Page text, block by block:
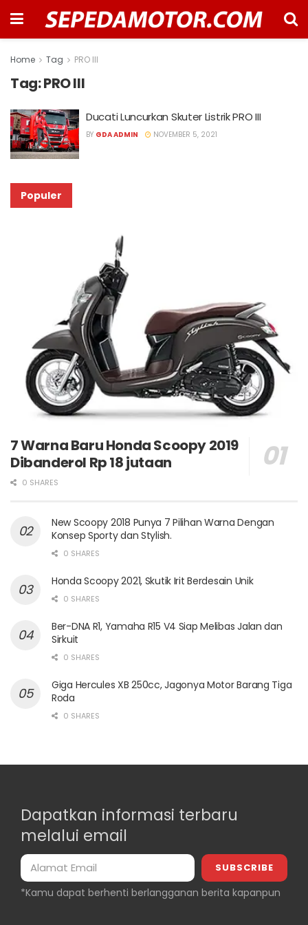
Home Tag PRO III
Tag:PRO III
Ducati Luncurkan Skuter Listrik PRO III
BY GDA ADMIN NOVEMBER 5, 2021
Populer
7 Warna Baru Honda Scoopy 2019
Dibanderol Rp 18 jutaan
0 SHARES
New Scoopy 2018 Punya 7 Pilihan Warna Dengan
Konsep Sporty dan Stylish.
0 SHARES
Honda Scoopy 2021, Skutik Irit Berdesain Unik
0 SHARES
Ber-DNA R1, Yamaha R15 V4 Siap Melibas Jalan dan
Sirkuit
0 SHARES
Giga Hercules XB 250cc, Jagonya Motor Barang Tiga
Roda
0 SHARES
Dapatkan informasi terbaru
melalui email
*Kamu dapat berhenti berlangganan berita kapanpun